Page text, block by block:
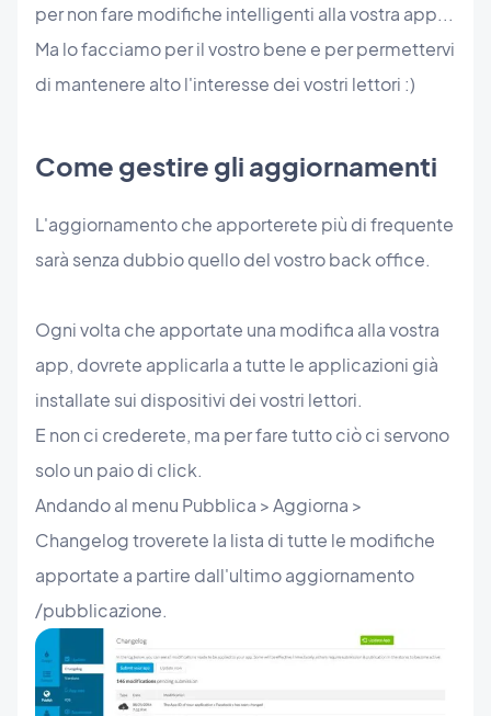
per non fare modifiche intelligenti alla vostra app...
Ma lo facciamo per il vostro bene e per permettervi
di mantenere alto l'interesse dei vostri lettori :)
Come gestire gli aggiornamenti
L'aggiornamento che apporterete più di frequente
sarà senza dubbio quello del vostro back office.
Ogni volta che apportate una modifica alla vostra
app, dovrete applicarla a tutte le applicazioni già
installate sui dispositivi dei vostri lettori.
E non ci crederete, ma per fare tutto ciò ci servono
solo un paio di click.
Andando al menu Pubblica > Aggiorna >
Changelog troverete la lista di tutte le modifiche
apportate a partire dall'ultimo aggiornamento
/pubblicazione.